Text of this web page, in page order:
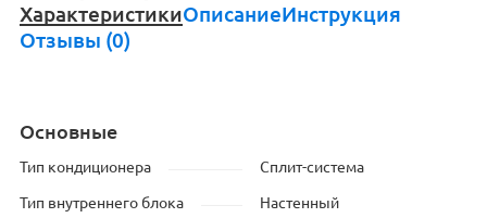
ХарактеристикиОписаниеИнструкция
Отзывы (0)
Основные
Тип кондиционера Сплит-система
Тип внутреннего блока Настенный